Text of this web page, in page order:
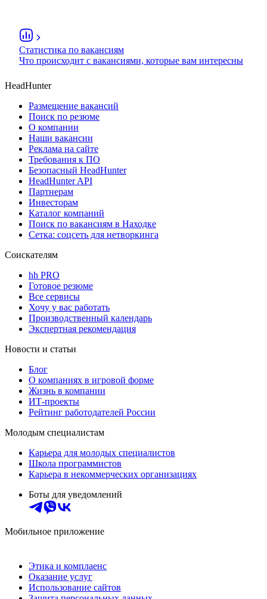
Статистика по вакансиям
Что происходит с вакансиями, которые вам интересны
HeadHunter
Размещение вакансий
Поиск по резюме
О компании
Наши вакансии
Реклама на сайте
Требования к ПО
Безопасный HeadHunter
HeadHunter API
Партнерам
Инвесторам
Каталог компаний
Поиск по вакансиям в Находке
Сетка: соцсеть для нетворкинга
Соискателям
hh PRO
Готовое резюме
Все сервисы
Хочу у вас работать
Производственный календарь
Экспертная рекомендация
Новости и статьи
Блог
О компаниях в игровой форме
Жизнь в компании
ИТ-проекты
Рейтинг работодателей России
Молодым специалистам
Карьера для молодых специалистов
Школа программистов
Карьера в некоммерческих организациях
Боты для уведомлений
Мобильное приложение
Этика и комплаенс
Оказание услуг
Использование сайтов